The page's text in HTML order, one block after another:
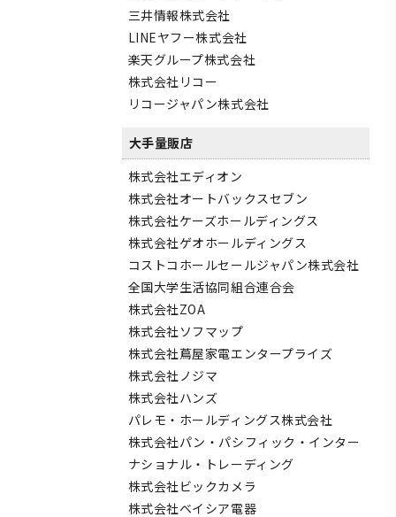
三井情報株式会社
LINEヤフー株式会社
楽天グループ株式会社
株式会社リコー
リコージャパン株式会社
大手量販店
株式会社エディオン
株式会社オートバックスセブン
株式会社ケーズホールディングス
株式会社ゲオホールディングス
コストコホールセールジャパン株式会社
全国大学生活協同組合連合会
株式会社ZOA
株式会社ソフマップ
株式会社蔦屋家電エンタープライズ
株式会社ノジマ
株式会社ハンズ
パレモ・ホールディングス株式会社
株式会社パン・パシフィック・インター
ナショナル・トレーディング
株式会社ビックカメラ
株式会社ベイシア電器